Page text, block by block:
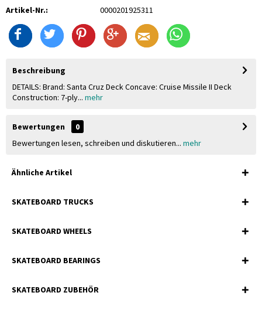
Artikel-Nr.: 0000201925311
Beschreibung
DETAILS: Brand: Santa Cruz Deck Concave: Cruise Missile II Deck
Construction: 7-ply... mehr
Bewertungen
0
Bewertungen lesen, schreiben und diskutieren... mehr
Ähnliche Artikel
SKATEBOARD TRUCKS
SKATEBOARD WHEELS
SKATEBOARD BEARINGS
SKATEBOARD ZUBEHÖR